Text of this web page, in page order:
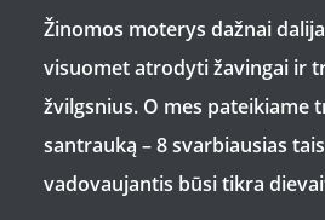
Žinomos moterys dažnai
visuomet atrodyti žavingai ir
žvilgsnius. O mes pateikiame
santrauką – 8 svarbiausias
vadovaujantis būsi tikra